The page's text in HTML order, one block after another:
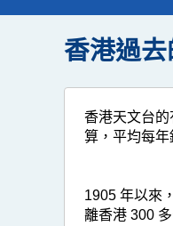
香港過
香港天文台
算，平均每
1905 年以來
離香港 300